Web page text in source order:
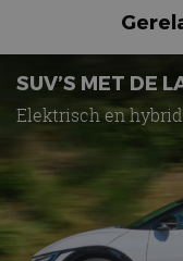
SUV’S MET DE
Elektrisch en